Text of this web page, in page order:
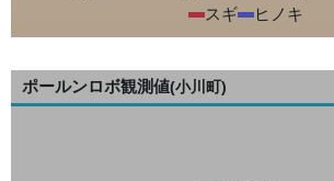
スギ
ヒノキ
ポールンロボ観測値(小川町)